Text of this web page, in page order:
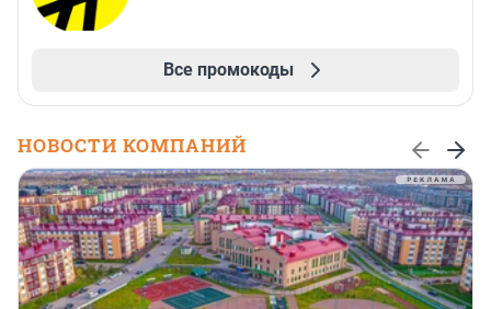
Все промокоды
НОВОСТИ КОМПАНИЙ